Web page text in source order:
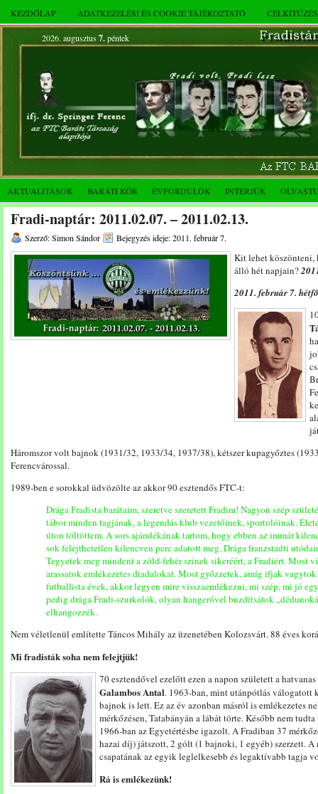
KEZDŐLAP ADATKEZELÉSI ÉS COOKIE TÁJÉKOZTATÓ
2026. augusztus 7.péntek
AKTUALITÁSOK BARÁTI KÖR ÉVFORDULÓK INTERJÚK
Fradi-naptár: 2011.02.07. – 2011.02.13.
Szerző: Simon Sándor Bejegyzés ideje: 2011. február 7.
Kit lehet köszönteni,
álló hét napjain?
2011. február 7. hétfő
Háromszor volt bajnok (1931/32, 1933/34, 1937/38), kétszer kupagyőztes
Ferencvárossal.
1989-ben e sorokkal üdvözölte az akkor 90 esztendős FTC-t:
Drága Fradista barátaim, szeretve szeretett Fradim! Nagyon szép
tábor minden tagjának, a legendás klub vezetőinek, sportolóinak.
úton töltöttem. A sors ajándékának tartom, hogy ebben az immár
sok felejthetetlen kilencven perc adatott meg. Drága franzstadti
Tegyetek meg mindent a zöld-fehér színek sikeréért, a Fradiért. Most
arassatok emlékezetes diadalokat. Most győzzetek, amíg ifjak
futballista évek, akkor legyen mire visszaemlékezni, mi szép, mi jó
pedig drága Fradi-szurkolók, olyan hangerővel buzdítsátok
elhangozzék.
Nem véletlenül említette Táncos Mihály az üzenetében Kolozsvárt. 88 éves
Mi fradisták soha nem felejtjük!
70 esztendővel ezelőtt ezen a napon született a
Galambos Antal. 1963-ban, mint utánpótlás válogatott
bajnok is lett. Ez az év azonban másról is emlékezetes
mérkőzésen, Tatabányán a lábát törte. Később nem
1966-ban az Egyetértésbe igazolt. A Fradiban 37
hazai díj) játszott, 2 gólt (1 bajnoki, 1 egyéb) szerzett.
csapatának az egyik leglelkesebb és legaktívabb tagja
Rá is emlékezünk!